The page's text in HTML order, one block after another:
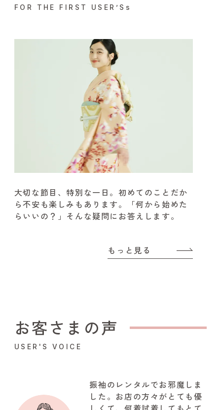
FOR THE FIRST USER’Ss
大切な節目、特別な一日。初めてのことだか
ら不安も楽しみもあります。
「何から始めた
らいいの？」そんな疑問にお答えします。
もっと見る
お客さまの声
USER'S VOICE
振袖のレンタルでお邪魔しま
した。お店の方々がとても優